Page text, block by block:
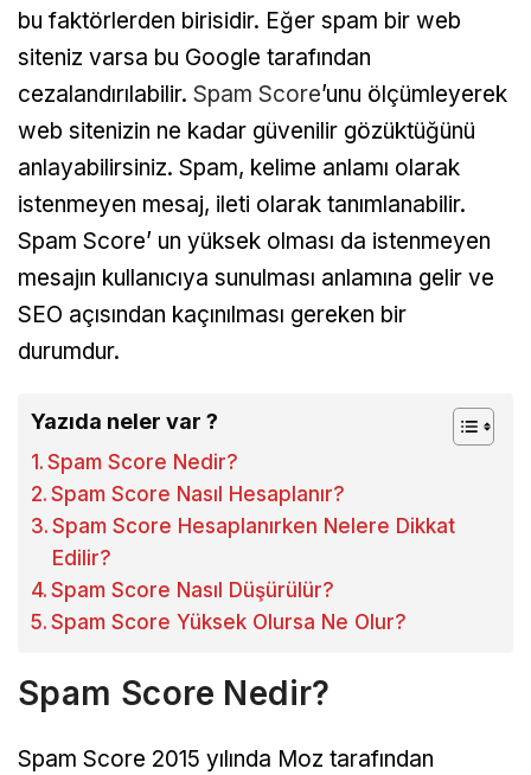
bu faktörlerden birisidir. Eğer spam bir web
siteniz varsa bu Google tarafından
cezalandırılabilir. Spam Score’unu ölçümleyerek
web sitenizin ne kadar güvenilir gözüktüğünü
anlayabilirsiniz. Spam, kelime anlamı olarak
istenmeyen mesaj, ileti olarak tanımlanabilir.
Spam Score’ un yüksek olması da istenmeyen
mesajın kullanıcıya sunulması anlamına gelir ve
SEO açısından kaçınılması gereken bir
durumdur.
Yazıda neler var ?
Spam Score Nedir?
Spam Score Nasıl Hesaplanır?
Spam Score Hesaplanırken Nelere Dikkat
Edilir?
Spam Score Nasıl Düşürülür?
Spam Score Yüksek Olursa Ne Olur?
Spam Score Nedir?
Spam Score 2015 yılında Moz tarafından